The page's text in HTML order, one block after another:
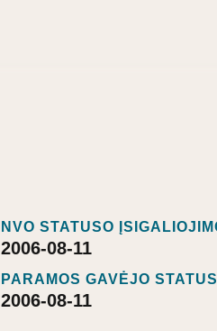
NVO STATUSO
2006-08-11
PARAMOS GAVĖJO
2006-08-11